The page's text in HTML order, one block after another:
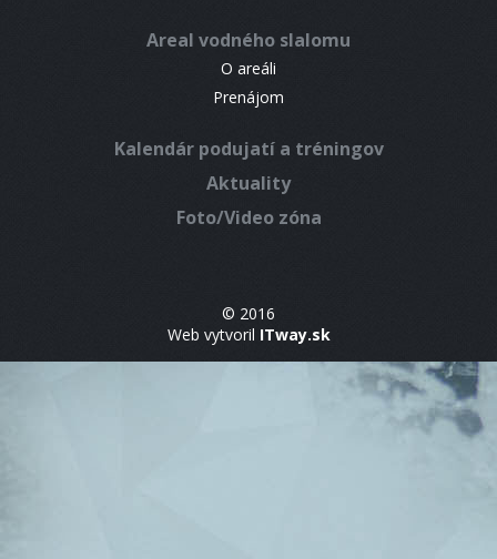
Areal vodného slalomu
O areáli
Prenájom
Kalendár podujatí a tréningov
Aktuality
Foto/Video zóna
© 2016
Web vytvoril ITway.sk